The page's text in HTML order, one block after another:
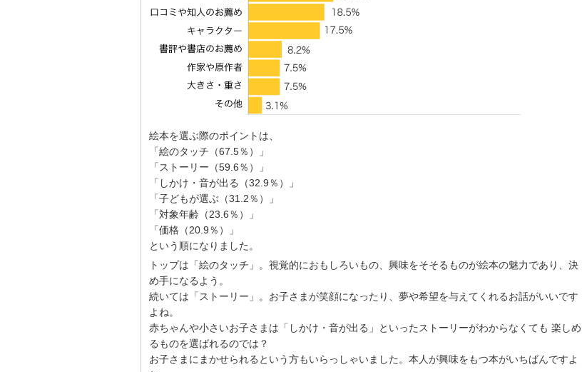
絵本を選ぶ際のポイントは、
「絵のタッチ（67.5％）」
「ストーリー（59.6％）」
「しかけ・音が出る（32.9％）」
「子どもが選ぶ（31.2％）」
「対象年齢（23.6％）」
「価格（20.9％）」
という順になりました。
トップは「絵のタッチ」。視覚的におもしろいもの、興味をそそるものが絵本の魅力であり、決
め手になるよう。
続いては「ストーリー」。お子さまが笑顔になったり、夢や希望を与えてくれるお話がいいです
よね。
赤ちゃんや小さいお子さまは「しかけ・音が出る」といったストーリーがわからなくても 楽しめ
るものを選ばれるのでは？
お子さまにまかせられるという方もいらっしゃいました。本人が興味をもつ本がいちばんですよ